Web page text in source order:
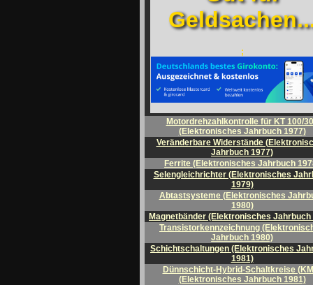
;
Motordrehzahlkontrolle für KT 100/
(Elektronisches Jahrbuch 1977)
Veränderbare Widerstände
Jahrbuch 1977)
Ferrite (Elektronisches Jahrbuch
Selengleichrichter (Elektronisches
1979)
Abtastsysteme (Elektronisches
1980)
Magnetbänder (Elektronisches Jahrbuch
Transistorkennzeichnung
Jahrbuch 1980)
Schichtschaltungen (Elektronisches
1981)
Dünnschicht-Hybrid-Schaltkreise
(Elektronisches Jahrbuch 1981)